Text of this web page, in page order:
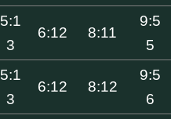
5:1
3
6:12 8:11
9:5
5
5:1
3
6:12 8:12
9:5
6